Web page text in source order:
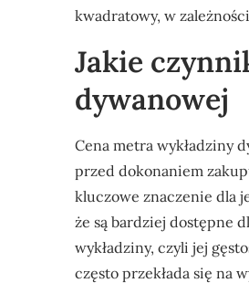
kwadratowy, w
Jakie
dywanowej
Cena metra wykładziny
przed dokonaniem
kluczowe znaczenie dla
że są bardziej dostępne
wykładziny, czyli jej
często przekłada się na